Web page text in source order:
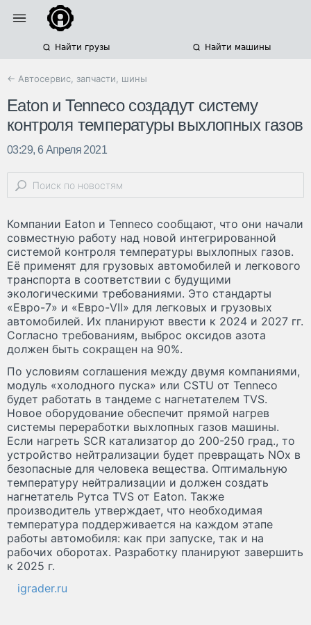
Найти грузы Найти машины
← Автосервис, запчасти, шины
Eaton и Tenneco создадут систему
контроля температуры выхлопных газов
03:29, 6 Апреля 2021
Компании Eaton и Tenneco сообщают, что они начали
совместную работу над новой интегрированной
системой контроля температуры выхлопных газов.
Её применят для грузовых автомобилей и легкового
транспорта в соответствии с будущими
экологическими требованиями. Это стандарты
«Евро-7» и «Евро-VII» для легковых и грузовых
автомобилей. Их планируют ввести к 2024 и 2027 гг.
Согласно требованиям, выброс оксидов азота
должен быть сокращен на 90%.
По условиям соглашения между двумя компаниями,
модуль «холодного пуска» или CSTU от Tenneco
будет работать в тандеме с нагнетателем TVS.
Новое оборудование обеспечит прямой нагрев
системы переработки выхлопных газов машины.
Если нагреть SCR катализатор до 200-250 град., то
устройство нейтрализации будет превращать NOx в
безопасные для человека вещества. Оптимальную
температуру нейтрализации и должен создать
нагнетатель Рутса TVS от Eaton. Также
производитель утверждает, что необходимая
температура поддерживается на каждом этапе
работы автомобиля: как при запуске, так и на
рабочих оборотах. Разработку планируют завершить
к 2025 г.
igrader.ru